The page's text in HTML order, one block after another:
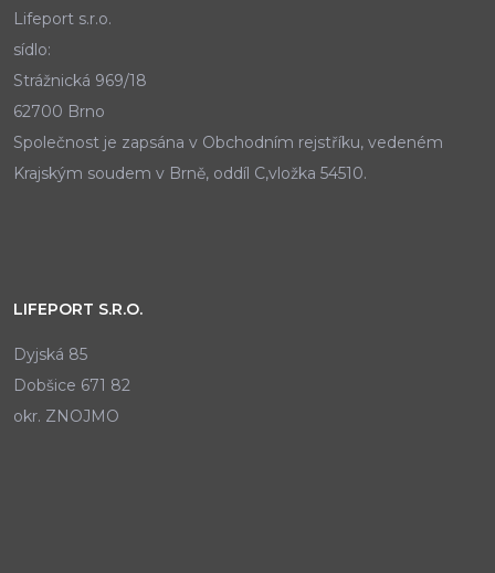
Lifeport s.r.o.
sídlo:
Strážnická 969/18
62700 Brno
Společnost je zapsána v Obchodním rejstříku, vedeném
Krajským soudem v Brně, oddíl C,vložka 54510.
LIFEPORT S.R.O.
Dyjská 85
Dobšice 671 82
okr. ZNOJMO